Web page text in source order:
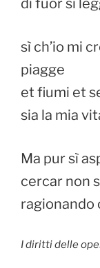
di fuor si
sì ch’io mi
piagge
et fiumi et
sia la mia
Ma pur sì
cercar non
ragionando
I diritti delle